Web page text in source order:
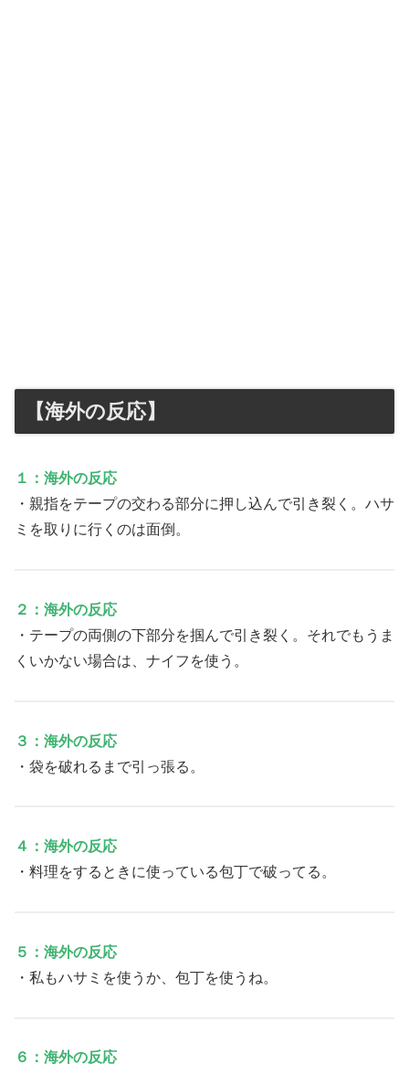
【海外の反応】
１：海外の反応
・親指をテープの交わる部分に押し込んで引き裂く。ハサ
ミを取りに行くのは面倒。
２：海外の反応
・テープの両側の下部分を掴んで引き裂く。それでもうま
くいかない場合は、ナイフを使う。
３：海外の反応
・袋を破れるまで引っ張る。
４：海外の反応
・料理をするときに使っている包丁で破ってる。
５：海外の反応
・私もハサミを使うか、包丁を使うね。
６：海外の反応